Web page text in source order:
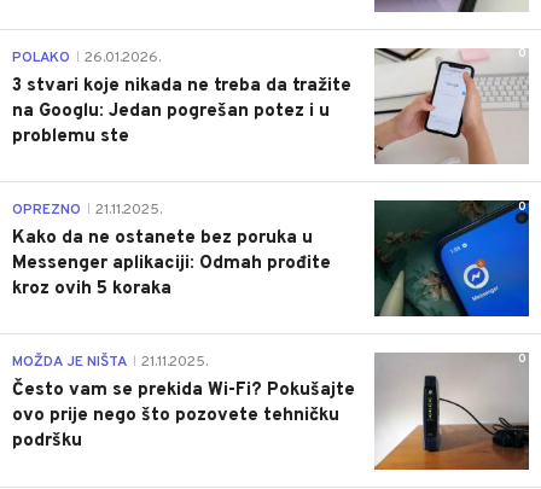
0
POLAKO 26.01.2026.
3 stvari koje nikada ne treba da tražite
na Googlu: Jedan pogrešan potez i u
problemu ste
0
OPREZNO 21.11.2025.
Kako da ne ostanete bez poruka u
Messenger aplikaciji: Odmah prođite
kroz ovih 5 koraka
0
MOŽDA JE NIŠTA 21.11.2025.
Često vam se prekida Wi-Fi? Pokušajte
ovo prije nego što pozovete tehničku
podršku